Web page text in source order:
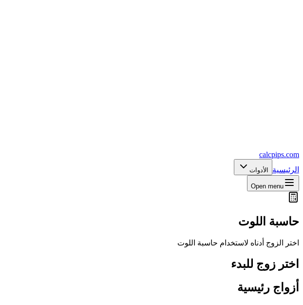
calcpips.com
الرئيسية
الأدوات
Open menu
حاسبة اللوت
اختر الزوج أدناه لاستخدام حاسبة اللوت
اختر زوج للبدء
أزواج رئيسية